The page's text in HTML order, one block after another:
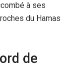
à ses
du Hamas
de